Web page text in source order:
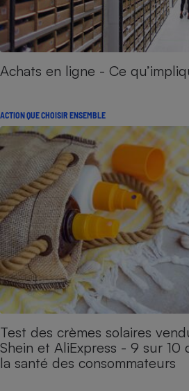
Achats en ligne - Ce
ACTION QUE CHOISIR ENSEMBLE
Test des crèmes solaires
Shein et AliExpress - 9 sur 10
la santé des consommateurs